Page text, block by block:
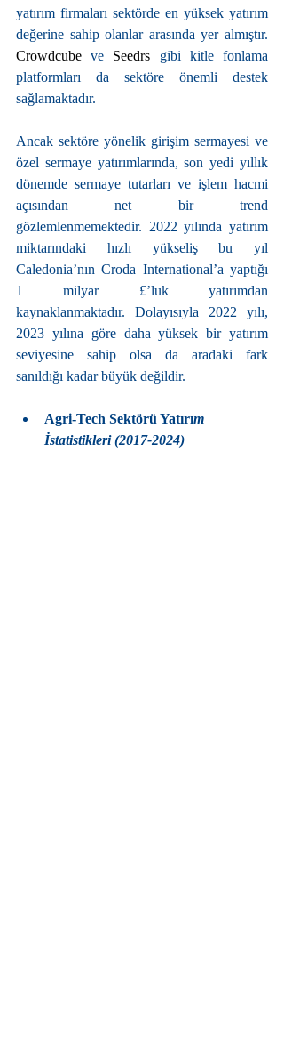
yatırım firmaları sektörde en yüksek yatırım
Crowdcube ve Seedrs gibi kitle fonlama
platformları da sektöre önemli destek
sağlamaktadır.
Ancak sektöre yönelik girişim sermayesi ve
özel sermaye yatırımlarında, son yedi yıllık
dönemde sermaye tutarları ve işlem hacmi
açısından net bir trend
gözlemlenmemektedir. 2022 yılında yatırım
miktarındaki hızlı yükseliş bu yıl
Caledonia’nın Croda International’a yaptığı
1 milyar £’luk yatırımdan
kaynaklanmaktadır. Dolayısıyla 2022 yılı,
2023 yılına göre daha yüksek bir yatırım
seviyesine sahip olsa da aradaki fark
sanıldığı kadar büyük değildir.
Agri-Tech Sektörü Yatırım
İstatistikleri (2017-2024)